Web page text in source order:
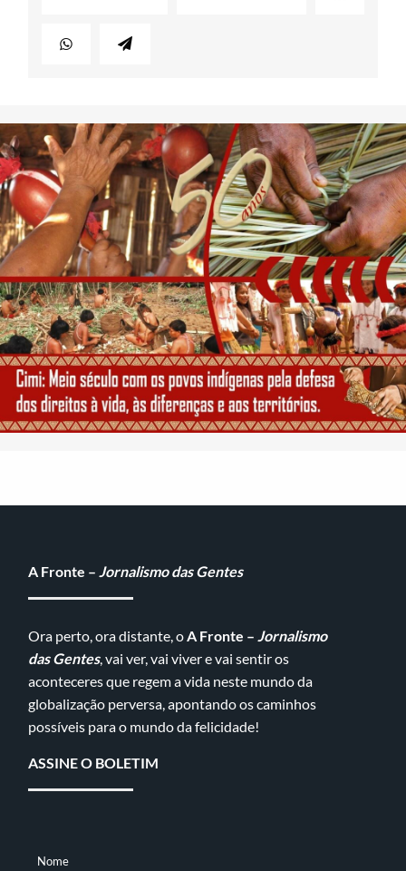
A Fronte – Jornalismo das Gentes
Ora perto, ora distante, oA Fronte – Jornalismo
das Gentes, vai ver, vai viver e vai sentir os
aconteceres que regem a vida neste mundo da
globalização perversa, apontando os caminhos
possíveis para o mundo da felicidade!
ASSINE O BOLETIM
NOME
Nome